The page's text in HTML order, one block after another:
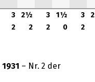
3 2½ 3 1½ 3
2 2 2 0 2
1931 – Nr. 2 der